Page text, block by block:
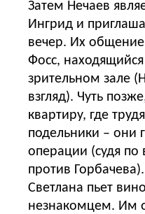
Затем Нечаев
Ингрид и
вечер. Их
Фосс,
зрительном зале
взгляд). Чуть
квартиру, где
подельники – они
операции (судя
против Горбачева). Тем временем,
Светлана пьет
незнакомцем. Им